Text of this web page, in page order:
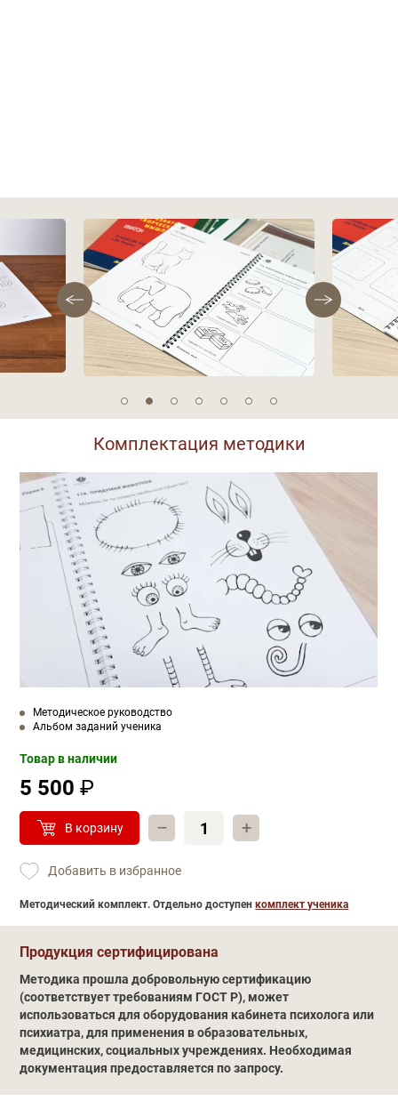
Фотографии
Комплектация методики
Методическое руководство
Альбом заданий ученика
Товар в наличии
5 500 ₽
В корзину – +
Добавить в избранное
Методический комплект. Отдельно доступенкомплект ученика
Обучение
Продукция сертифицирована
Методика прошла добровольную сертификацию
(соответствует требованиям ГОСТ Р), может
использоваться для оборудования кабинета психолога или
психиатра, для применения в образовательных,
медицинских, социальных учреждениях. Необходимая
документация предоставляется по запросу.